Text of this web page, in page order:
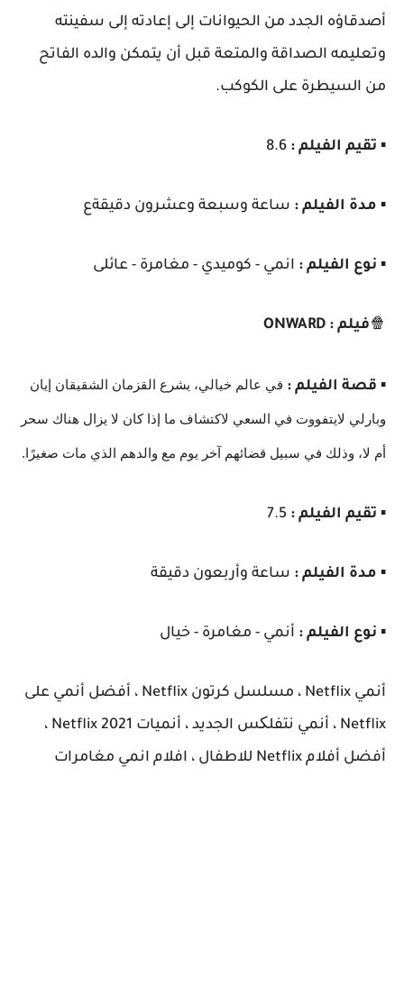
أصدقاؤه الجدد من الحيوانات إلى إعادته إلى سفينته
وتعليمه الصداقة والمتعة قبل أن يتمكن والده الفاتح
من السيطرة على الكوكب.
▪️ تقيم الفيلم :
▪️ مدة الفيلم : ساعة وسبعة وعشرون دقيقةع
▪️ نوع الفيلم : انمي - كوميدي - مغامرة - عائلى
🍿فيلم : ONWARD
▪️ قصة الفيلم : في عالم خيالي، يشرع القزمان الشقيقان إيان
وبارلي لايتفووت في السعي لاكتشاف ما إذا كان لا يزال هناك سحر
أم لا، وذلك في سبيل قضائهم آخر يوم مع والدهم الذي مات صغيرًا.
▪️ تقيم الفيلم :
▪️ مدة الفيلم : ساعة وأربعون دقيقة
▪️ نوع الفيلم : أنمي - مغامرة - خيال
أنمي Netflix ، مسلسل كرتون Netflix ، أفضل أنمي على
Netflix ، أنمي نتفلکس الجديد ، أنميات Netflix 2021 ،
أفضل أفلام Netflix للاطفال ، افلام انمي مغامرات